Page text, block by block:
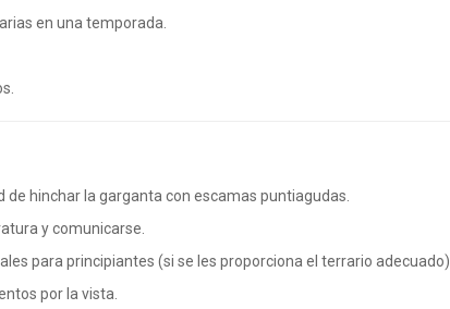
en una temporada.
de hinchar la garganta con escamas puntiagudas.
y comunicarse.
para principiantes (si se les proporciona el terrario adecuado).
por la vista.